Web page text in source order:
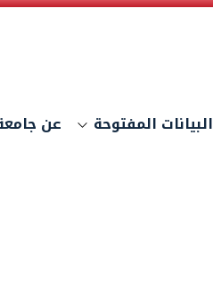
البيانات المفتوحة عن